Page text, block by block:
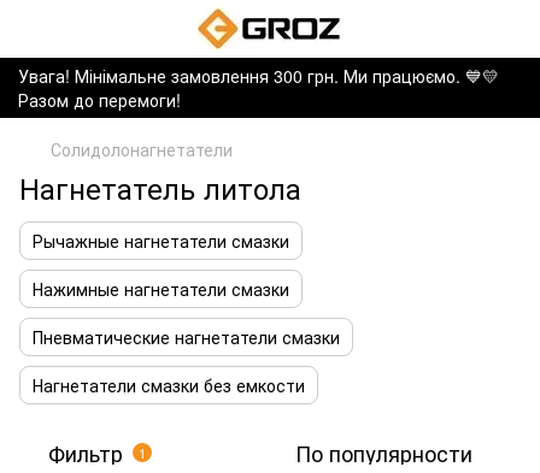
Увага! Мінімальне замовлення 300 грн. Ми працюємо. ​💙💛
Разом до перемоги!
Солидолонагнетатели
Нагнетатель литола
Рычажные нагнетатели смазки
Нажимные нагнетатели смазки
Пневматические нагнетатели смазки
Нагнетатели смазки без емкости
Фильтр 1 По популярности